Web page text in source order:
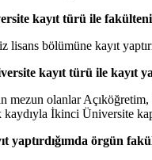
kayıt türü ile
bölümüne kayıt
kayıt türü ile kayıt
mezun olanlar
İkinci Üniversite
örgün